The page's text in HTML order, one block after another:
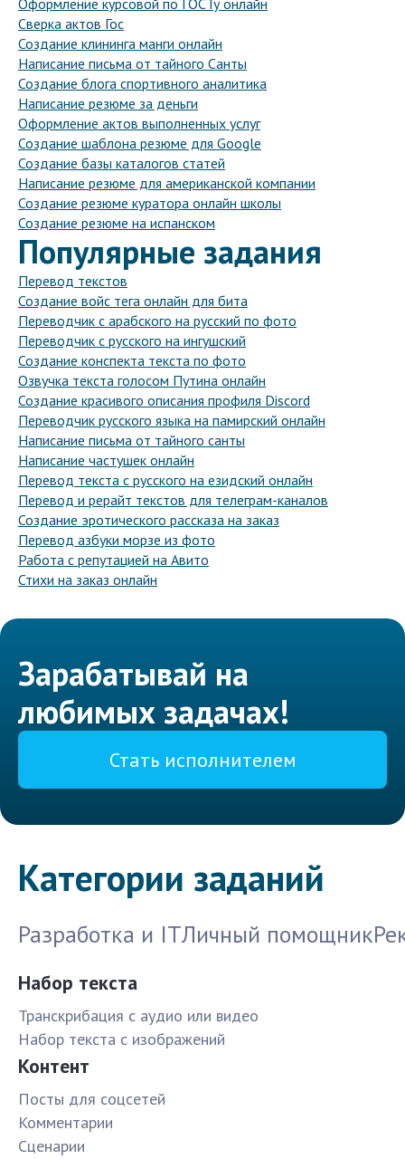
Оформление курсовой по ГОСТу онлайн
Сверка актов Гос
Создание клининга манги онлайн
Написание письма от тайного Санты
Создание блога спортивного аналитика
Написание резюме за деньги
Оформление актов выполненных услуг
Создание шаблона резюме для Google
Создание базы каталогов статей
Написание резюме для американской компании
Создание резюме куратора онлайн школы
Создание резюме на испанском
Популярные задания
Перевод текстов
Создание войс тега онлайн для бита
Переводчик с арабского на русский по фото
Переводчик с русского на ингушский
Создание конспекта текста по фото
Озвучка текста голосом Путина онлайн
Создание красивого описания профиля Discord
Переводчик русского языка на памирский онлайн
Написание письма от тайного санты
Написание частушек онлайн
Перевод текста с русского на езидский онлайн
Перевод и рерайт текстов для телеграм-каналов
Создание эротического рассказа на заказ
Перевод азбуки морзе из фото
Работа с репутацией на Авито
Стихи на заказ онлайн
Зарабатывай на
любимых задачах!
Стать исполнителем
Категории заданий
Разработка и ITЛичный помощник
Набор текста
Транскрибация с аудио или видео
Набор текста с изображений
Контент
Посты для соцсетей
Комментарии
Сценарии